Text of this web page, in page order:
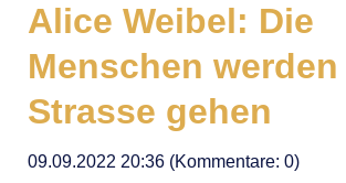
Alice Weibel: Die
Menschen
Strasse gehen
09.09.2022 20:36(Kommentare: 0)